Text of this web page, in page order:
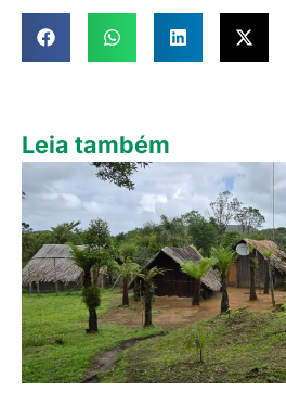
Leia também